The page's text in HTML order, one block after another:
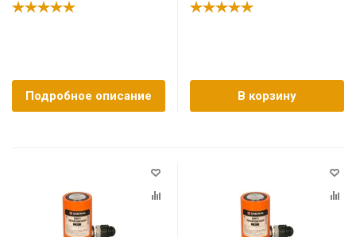
Подробное описание В корзину